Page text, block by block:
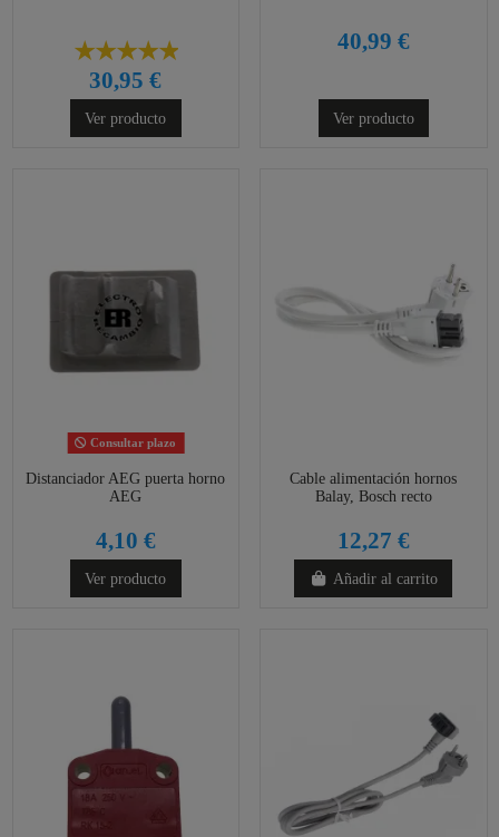
30,95 €
Ver producto
40,99 €
Ver producto
Consultar plazo
Distanciador AEG puerta horno
AEG
4,10 €
Ver producto
Cable alimentación hornos
Balay, Bosch recto
12,27 €
Añadir al carrito